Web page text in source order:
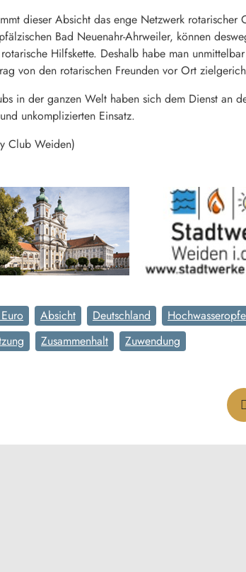
dieser Absicht das enge Netzwerk
Bad Neuenahr-Ahrweiler, können
Hilfskette. Deshalb habe man
von den rotarischen Freunden vor Ort
in der ganzen Welt haben sich dem Dienst an
unkomplizierten Einsatz.
Club Weiden)
Absicht Deutschland
Zusammenhalt Zuwendung